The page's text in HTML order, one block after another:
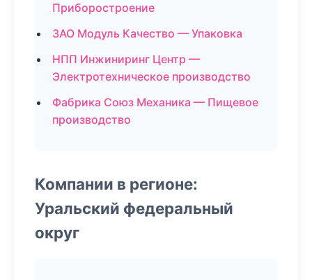
Приборостроение
ЗАО Модуль Качество — Упаковка
НПП Инжиниринг Центр —
Электротехническое производство
Фабрика Союз Механика — Пищевое
производство
Компании в регионе:
Уральский федеральный
округ